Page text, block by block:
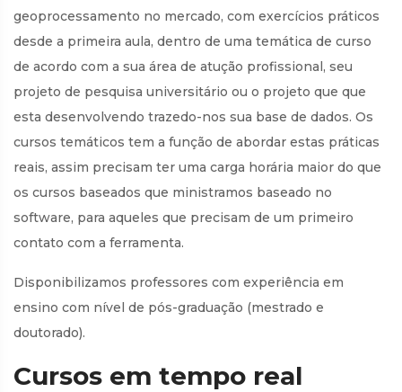
geoprocessamento no mercado, com exercícios práticos
desde a primeira aula, dentro de uma temática de curso
de acordo com a sua área de atução profissional, seu
projeto de pesquisa universitário ou o projeto que que
esta desenvolvendo trazedo-nos sua base de dados. Os
cursos temáticos tem a função de abordar estas práticas
reais, assim precisam ter uma carga horária maior do que
os cursos baseados que ministramos baseado no
software, para aqueles que precisam de um primeiro
contato com a ferramenta.
Disponibilizamos professores com experiência em
ensino com nível de pós-graduação (mestrado e
doutorado).
Cursos em tempo real